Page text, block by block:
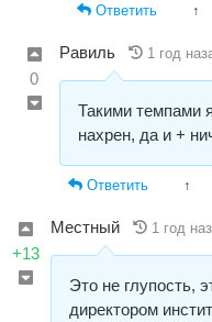
Ответить ↑
0
Равиль 1 год
Такими темпами
нахрен, да и +
Ответить ↑
+13
Местный 1 год
Это не глупость,
директором